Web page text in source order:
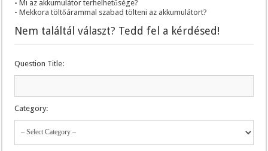
Mi az akkumulátor terhelhetősége?
Mekkora töltőárammal szabad tölteni az akkumulátort?
Nem találtál választ? Tedd fel a kérdésed!
Question Title:
Category: